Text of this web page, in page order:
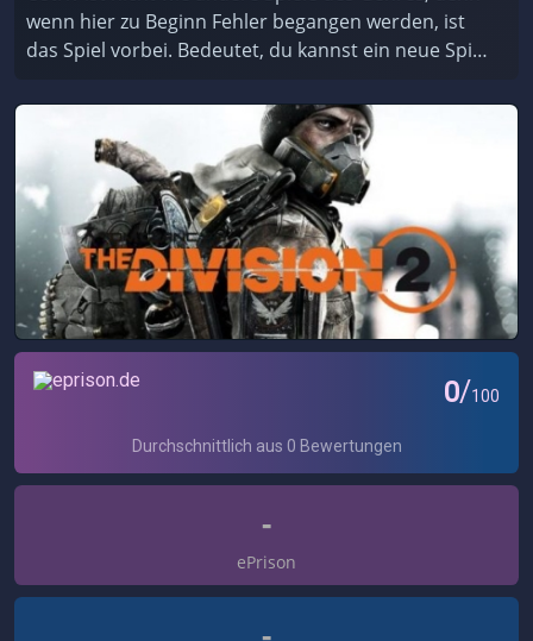
wenn hier zu Beginn Fehler begangen werden, ist
das Spiel vorbei. Bedeutet, du kannst ein neue Spiel
-
ePrison